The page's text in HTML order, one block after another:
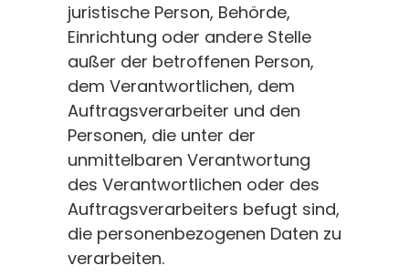
juristische Person, Behörde,
Einrichtung oder andere Stelle
außer der betroffenen Person,
dem Verantwortlichen, dem
Auftragsverarbeiter und den
Personen, die unter der
unmittelbaren Verantwortung
des Verantwortlichen oder des
Auftragsverarbeiters befugt sind,
die personenbezogenen Daten zu
verarbeiten.